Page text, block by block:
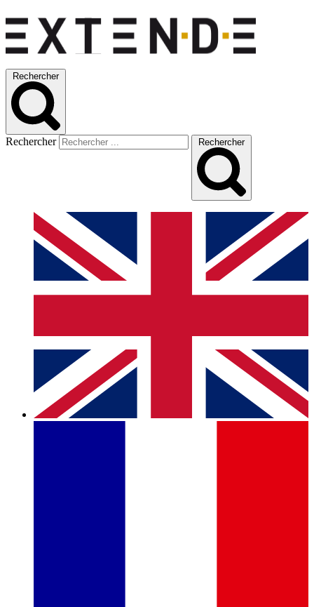
Rechercher
Rechercher Rechercher